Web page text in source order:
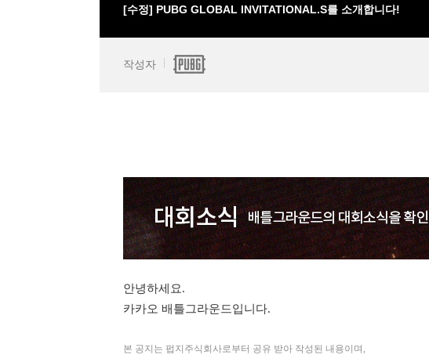
[수정] PUBG GLOBAL INVITATIONAL.S를 소개합니다!
작성자
안녕하세요.
카카오 배틀그라운드입니다.
본 공지는 펍지주식회사로부터 공유 받아 작성된 내용이며,